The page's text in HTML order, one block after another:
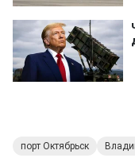
порт Октябрьск